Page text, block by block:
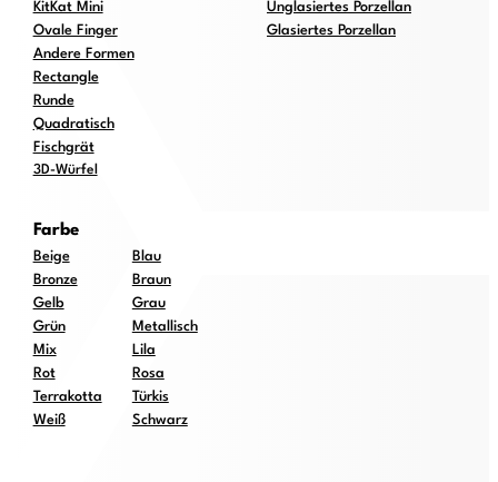
KitKat Mini
Ovale Finger
Andere Formen
Rectangle
Runde
Quadratisch
Fischgrät
3D-Würfel
Unglasiertes Porzellan
Glasiertes Porzellan
Farbe
Beige
Blau
Bronze
Braun
Gelb
Grau
Grün
Metallisch
Mix
Lila
Rot
Rosa
Terrakotta
Türkis
Weiß
Schwarz